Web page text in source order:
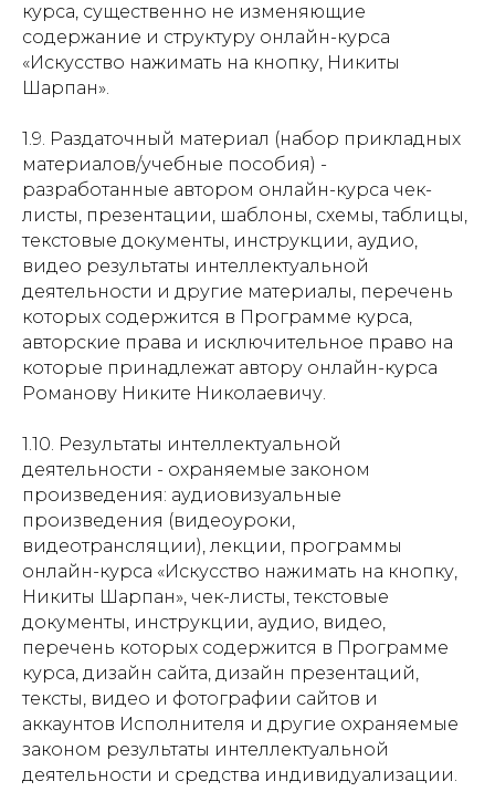
курса, существенно не изменяющие
содержание и структуру онлайн-курса
«Искусство нажимать на кнопку, Никиты
Шарпан».
1.9. Раздаточный материал (набор прикладных
материалов/учебные пособия) -
разработанные автором онлайн-курса чек-
листы, презентации, шаблоны, схемы, таблицы,
текстовые документы, инструкции, аудио,
видео результаты интеллектуальной
деятельности и другие материалы, перечень
которых содержится в Программе курса,
авторские права и исключительное право на
которые принадлежат автору онлайн-курса
Романову Никите Николаевичу.
1.10. Результаты интеллектуальной
деятельности - охраняемые законом
произведения: аудиовизуальные
произведения (видеоуроки,
видеотрансляции), лекции, программы
онлайн-курса «Искусство нажимать на кнопку,
Никиты Шарпан», чек-листы, текстовые
документы, инструкции, аудио, видео,
перечень которых содержится в Программе
курса, дизайн сайта, дизайн презентаций,
тексты, видео и фотографии сайтов и
аккаунтов Исполнителя и другие охраняемые
законом результаты интеллектуальной
деятельности и средства индивидуализации.